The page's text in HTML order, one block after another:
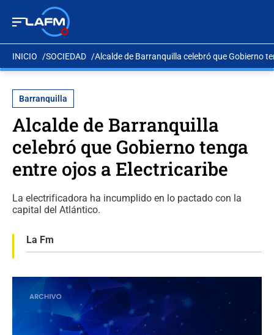
INICIO SOCIEDAD Alcalde de Barranquilla celebró que Gobierno
Barranquilla
Alcalde de Barranquilla
celebró que Gobierno tenga
entre ojos a Electricaribe
La electrificadora ha incumplido en lo pactado con la
capital del Atlántico.
La Fm